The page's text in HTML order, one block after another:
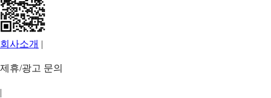
회사소개 |
제휴/광고 문의
|